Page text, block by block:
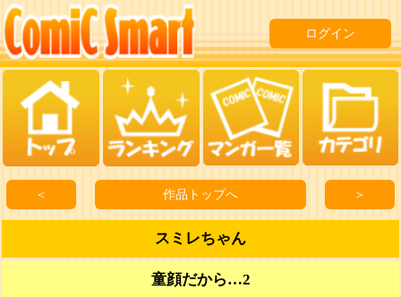
ログイン
＜ 作品トップへ ＞
スミレちゃん
童顔だから…2